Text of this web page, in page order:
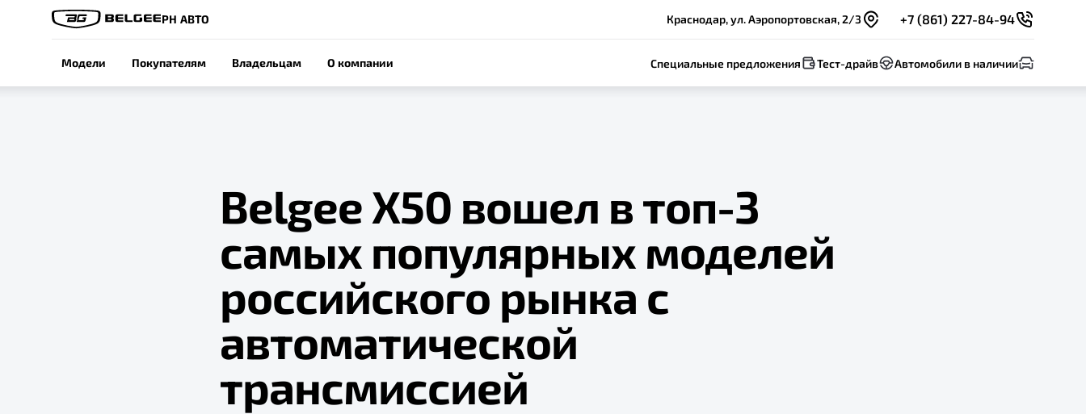
РН АВТО Краснодар, ул. Аэропортовская, 2/3 +7 (861) 227-84-94
Модели Покупателям Владельцам О компании Специальные предложения Тест-драйв Автомобили в наличии
Belgee X50 вошел в топ-3
самых популярных моделей
российского рынка с
автоматической
трансмиссией